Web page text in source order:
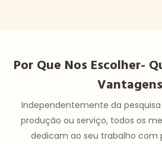
Por Que Nos Escolher-
Independentemente da
produção ou serviço, todos os
dedicam ao seu trabalho com